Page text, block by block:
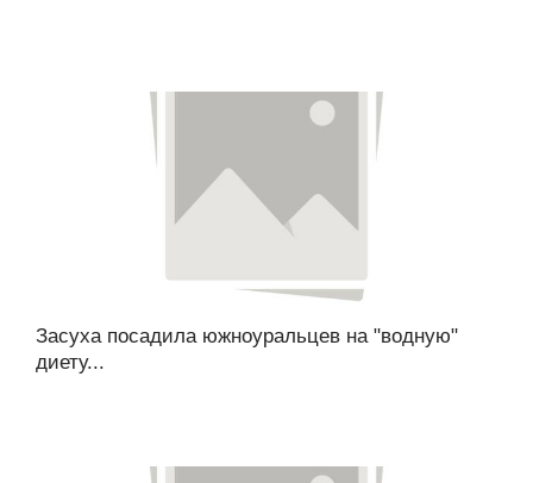
Засуха посадила южноуральцев на "водную"
диету...